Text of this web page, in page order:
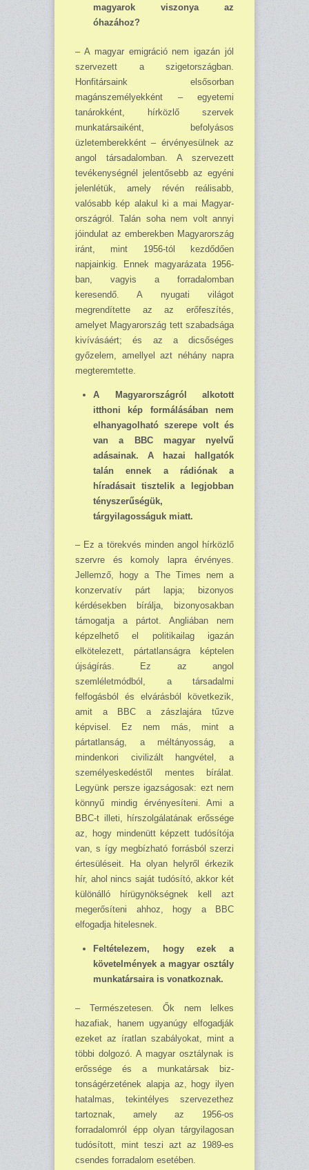
magyarok viszonya az
óhazához?
– A magyar emigráció nem igazán jól
szervezett a szigetországban.
Honfitársaink első­sorban
magánszemélyekként – egyetemi
tanárokként, hírközlő szervek
munkatársaiként, befo­lyásos
üzletemberekként – érvényesülnek az
angol társadalomban. A szervezett
tevékenységnél jelentősebb az egyéni
jelenlétük, amely révén reálisabb,
valósabb kép alakul ki a mai Magyar­
országról. Talán soha nem volt annyi
jóindulat az emberekben Magyarország
iránt, mint 1956-tól kezdődően
napjainkig. Ennek magyarázata 1956-
ban, vagyis a forradalomban
keresendő. A nyugati világot
megrendítette az az erőfeszítés,
amelyet Magyarország tett szabadsága
kiví­vásáért; és az a dicsőséges
győzelem, amellyel azt néhány napra
megteremtette.
A Magyarországról alkotott
itthoni kép formálásában nem
elhanyagolható szerepe volt és
van a BBC magyar nyelvű
adásainak. A hazai hallgatók
talán ennek a rádiónak a
híradásait tisztelik a legjobban
tényszerűségük,
tárgyilagosságuk miatt.
– Ez a törekvés minden angol hírközlő
szervre és komoly lapra érvényes.
Jellemző, hogy a The Times nem a
konzervatív párt lapja; bizonyos
kérdésekben bírálja, bizonyosakban
támo­gatja a pártot. Angliában nem
képzelhető el politikailag igazán
elkötelezett, pártatlanságra képtelen
újságírás. Ez az angol
szemléletmódból, a társadalmi
felfogásból és elvárásból kö­vetkezik,
amit a BBC a zászlajára tűzve
képvisel. Ez nem más, mint a
pártatlanság, a méltá­nyosság, a
mindenkori civilizált hangvétel, a
személyeskedéstől mentes bírálat.
Legyünk persze igazságosak: ezt nem
könnyű mindig érvényesíteni. Ami a
BBC-t illeti, hírszolgálatának erős­sége
az, hogy mindenütt képzett tudósítója
van, s így megbízható forrásból szerzi
értesüléseit. Ha olyan helyről érkezik
hír, ahol nincs saját tudósító, akkor két
különálló hírügynökségnek kell azt
megerősíteni ahhoz, hogy a BBC
elfogadja hitelesnek.
Feltételezem, hogy ezek a
követelmények a magyar osztály
munkatársaira is vonat­koznak.
– Természetesen. Ők nem lelkes
hazafiak, hanem ugyanúgy elfogadják
ezeket az íratlan szabályokat, mint a
többi dolgozó. A magyar osztálynak is
erőssége és a munkatársak biz­
tonságérzetének alapja az, hogy ilyen
hatalmas, tekintélyes szervezethez
tartoznak, amely az 1956-os
forradalomról épp olyan tárgyilagosan
tudósított, mint teszi azt az 1989-es
csendes forradalom esetében.